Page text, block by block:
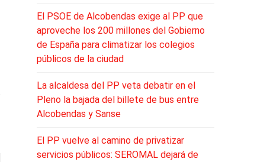
El PSOE de Alcobendas exige al PP que
aproveche los 200 millones del Gobierno
de España para climatizar los colegios
públicos de la ciudad
La alcaldesa del PP veta debatir en el
Pleno la bajada del billete de bus entre
Alcobendas y Sanse
El PP vuelve al camino de privatizar
servicios públicos: SEROMAL dejará de